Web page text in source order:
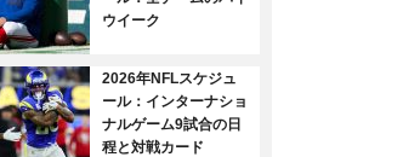
ウイーク
2026年NFLスケジュ
ール：インターナショ
ナルゲーム9試合の日
程と対戦カード